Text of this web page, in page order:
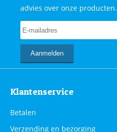
advies over onze producten.
Klantenservice
Betalen
Verzending en bezorging